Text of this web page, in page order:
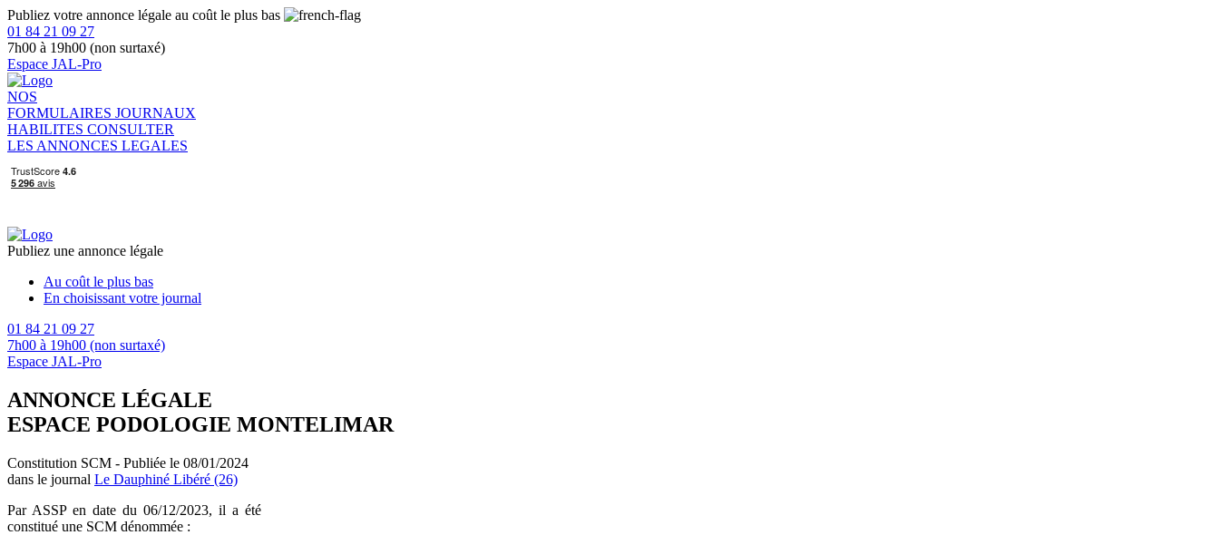
Publiez votre annonce légale au coût le plus bas
01 84 21 09 27
7h00 à 19h00 (non surtaxé)
Espace JAL-Pro
NOS
FORMULAIRES JOURNAUX
HABILITES CONSULTER
LES ANNONCES LEGALES
Publiez une annonce légale
Au coût le plus bas
En choisissant votre journal
01 84 21 09 27
7h00 à 19h00 (non surtaxé)
Espace JAL-Pro
ANNONCE LÉGALE
ESPACE PODOLOGIE MONTELIMAR
Constitution SCM - Publiée le 08/01/2024
dans le journal Le Dauphiné Libéré (26)
Par ASSP en date du 06/12/2023, il a été
constitué une SCM dénommée :